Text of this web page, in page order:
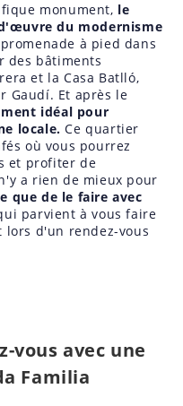
monument, le
du modernisme
à pied dans
des bâtiments
et la Casa Batlló,
Gaudí. Et après le
idéal pour
locale. Ce quartier
où vous pourrez
et profiter de
a rien de mieux pour
que de le faire avec
parvient à vous faire
lors d'un rendez-vous
vous avec une
Familia